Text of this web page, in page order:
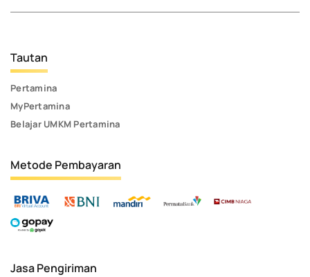
Tautan
Pertamina
MyPertamina
Belajar UMKM Pertamina
Metode Pembayaran
Jasa Pengiriman